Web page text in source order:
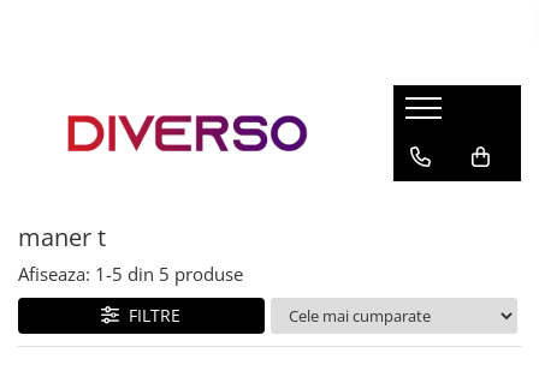
ASA
SILK
HIPS
maner t
Afiseaza: 1-5 din 5 produse
FILTRE